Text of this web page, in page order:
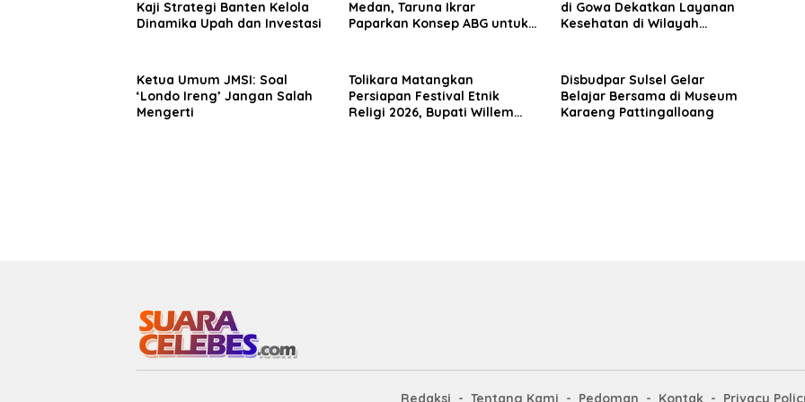
Kaji Strategi Banten Kelola
Dinamika Upah dan Investasi
Medan, Taruna Ikrar
Paparkan Konsep ABG untuk
di Gowa Dekatkan Layanan
Kesehatan di Wilayah
Ketua Umum JMSI: Soal
‘Londo Ireng’ Jangan Salah
Mengerti
Tolikara Matangkan
Persiapan Festival Etnik
Religi 2026, Bupati Willem
Disbudpar Sulsel Gelar
Belajar Bersama di Museum
Karaeng Pattingalloang
Redaksi Tentang Kami Pedoman Kontak Privacy